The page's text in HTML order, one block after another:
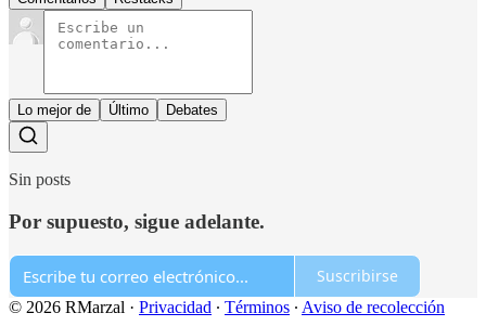
Lo mejor de Último Debates
Sin posts
Por supuesto, sigue adelante.
Suscribirse
© 2026 RMarzal · Privacidad ∙ Términos ∙ Aviso de recolección